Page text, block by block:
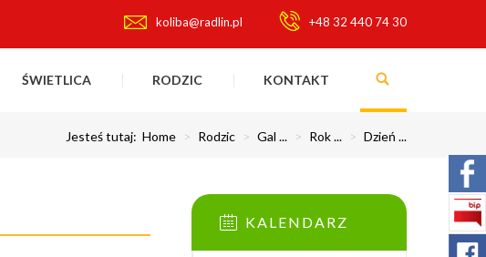
koliba@radlin.pl +48 32 440 74 30
ŚWIETLICA RODZIC KONTAKT
Jesteś tutaj: Home > Rodzic > Gal ... > Rok ... > Dzień ...
KALENDARZ